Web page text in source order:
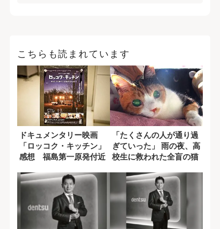
こちらも読まれています
ドキュメンタリー映画
「ロッコク・キッチン」
感想 福島第一原発付近
「たくさんの人が通り過
ぎていった」 雨の夜、高
校生に救われた全盲の猫